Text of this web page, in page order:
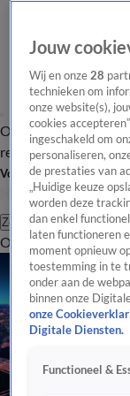
Overzicht Laatste
redactie
Volg Hart van Nederland
Zoeken
OverzichtRegio
Jouw
Wij en onze28
technieken om
onze website(s),
cookies
ingeschakeld om
personaliseren,
de prestaties van
„Huidige keuze
worden deze
dan enkel
laten functioneren
moment opnieuw
toestemming in te
onder aan de
binnen onze
onze
Digitale Diensten.
Functioneel &